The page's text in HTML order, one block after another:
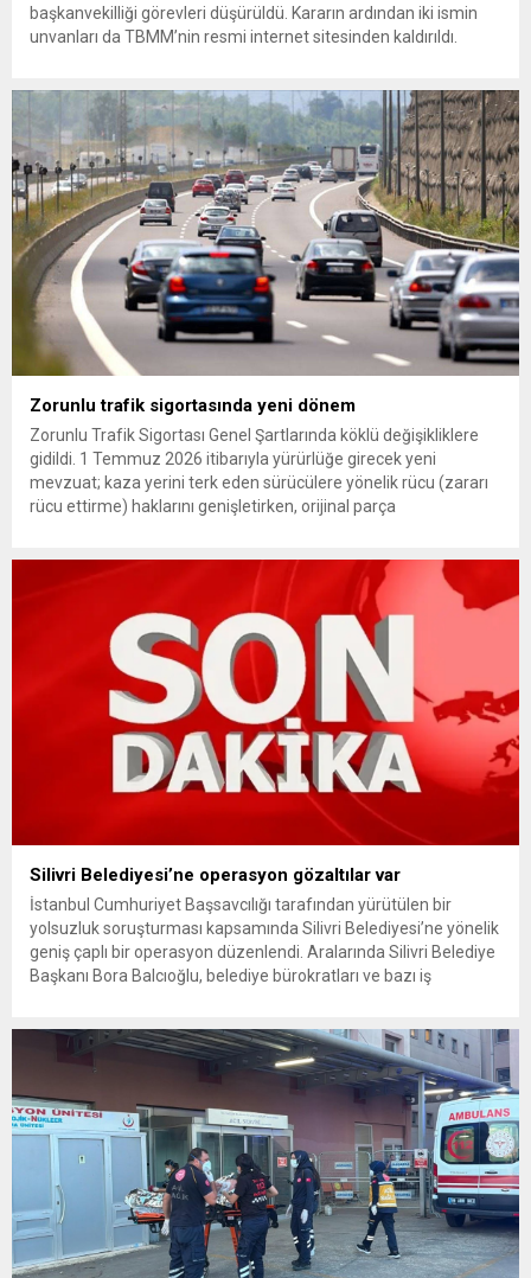
başkanvekilliği görevleri düşürüldü. Kararın ardından iki ismin
unvanları da TBMM’nin resmi internet sitesinden kaldırıldı.
çıkarma cezası uygulanmak üzere Yüksek Disiplin Kurulu’na
(YDK) sevk edilen ve partideki tüm görevlerinden...
Zorunlu trafik sigortasında yeni dönem
Zorunlu Trafik Sigortası Genel Şartlarında köklü değişikliklere
gidildi. 1 Temmuz 2026 itibarıyla yürürlüğe girecek yeni
mevzuat; kaza yerini terk eden sürücülere yönelik rücu (zararı
rücu ettirme) haklarını genişletirken, orijinal parça
getiriyor. Hazine Müsteşarlığına bağlı ilgili kurumlarca...
Silivri Belediyesi’ne operasyon gözaltılar var
İstanbul Cumhuriyet Başsavcılığı tarafından yürütülen bir
yolsuzluk soruşturması kapsamında Silivri Belediyesi’ne yönelik
geniş çaplı bir operasyon düzenlendi. Aralarında Silivri Belediye
Başkanı Bora Balcıoğlu, belediye bürokratları ve bazı iş
inceleme ve arama çalışmaları devam ediyor. İstanbul’da...